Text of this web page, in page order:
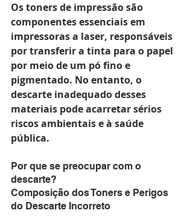
Os toners de impressão são
componentes essenciais em
impressoras a laser, responsáveis
por transferir a tinta para o papel
por meio de um pó fino e
pigmentado. No entanto, o
descarte inadequado desses
materiais pode acarretar sérios
riscos ambientais e à saúde
pública.
Por que se preocupar com o
descarte?
Composição dos Toners e Perigos
do Descarte Incorreto